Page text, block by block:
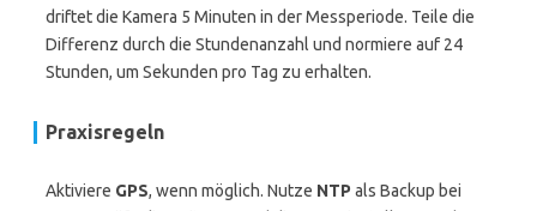
driftet die Kamera 5 Minuten in der Messperiode. Teile die
Differenz durch die Stundenanzahl und normiere auf 24
Stunden, um Sekunden pro Tag zu erhalten.
Praxisregeln
Aktiviere GPS, wenn möglich. Nutze NTP als Backup bei